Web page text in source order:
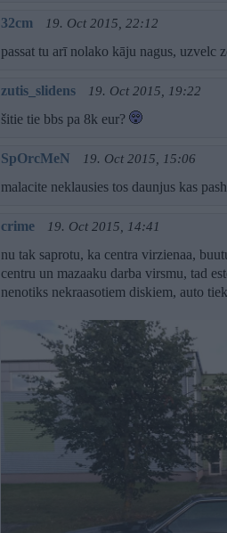
32cm 19. Oct 2015, 22:12
passat tu arī nolako kāju nagus, uzvelc
zutis_slidens 19. Oct 2015, 19:22
šitie tie bbs pa 8k eur?
SpOrcMeN 19. Oct 2015, 15:06
malacite neklausies tos daunjus kas
crime 19. Oct 2015, 14:41
nu tak saprotu, ka centra virzienaa,
centru un mazaaku darba virsmu, tad
nenotiks nekraasotiem diskiem, auto